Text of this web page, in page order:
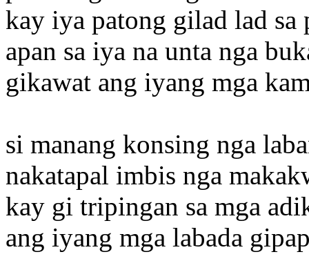
kay iya patong gilad lad sa
apan sa iya na unta nga
gikawat ang iyang mga
si manang konsing nga
nakatapal imbis nga
kay gi tripingan sa mga
ang iyang mga labada